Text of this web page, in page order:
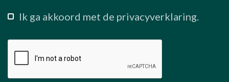
Ik ga akkoord met de privacyverklaring.